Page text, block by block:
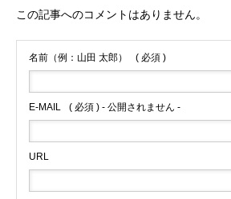
この記事へのコメントはありません。
名前（例：山田 太郎） ( 必須 )
E-MAIL ( 必須 ) - 公開されません -
URL